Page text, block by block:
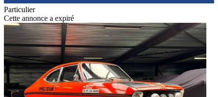
Particulier
Cette annonce a expiré